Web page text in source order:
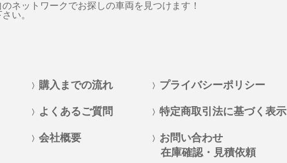
ネットワークでお探しの車両を見つけます！
い。
購入までの流れ
よくあるご質問
会社概要
プライバシーポリシー
特定商取引法に基づく表示
お問い合わせ
在庫確認・見積依頼